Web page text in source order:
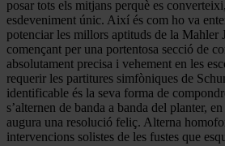
posar tots els mitjans perquè es
esdeveniment únic. Així és com ho va
potenciar les millors aptituds de la Mahler
començant per una portentosa secció de
absolutament precisa i vehement en les
requerir les partitures simfòniques de
identificable és la seva forma de
s’alternen de banda a banda del planter,
augura una resolució feliç. Alterna
intervencions solistes de les fustes que